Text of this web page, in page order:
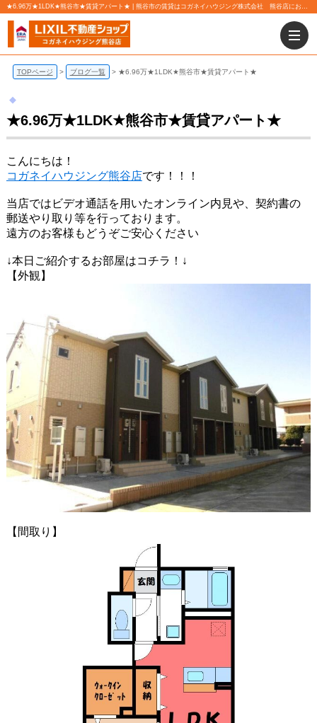
★6.96万★1LDK★熊谷市★賃貸アパート★ | 熊谷市の賃貸はコガネイハウジング株式会社 熊谷店にお任せ下さい！
TOPページ ブログ一覧 ★6.96万★1LDK★熊谷市★賃貸アパート★
★6.96万★1LDK★熊谷市★賃貸アパート★
こんにちは！
コガネイハウジング熊谷店です！！！
当店ではビデオ通話を用いたオンライン内見や、契約書の
郵送やり取り等を行っております。
遠方のお客様もどうぞご安心ください
↓本日ご紹介するお部屋はコチラ！↓
【外観】
【間取り】